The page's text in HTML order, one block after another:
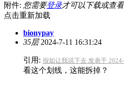
附件: 您需要登录才可以下载或查
点击重新加载
bionypay
35层2024-7-11 16:31:24
引用: 假如让我说下去 发表于
看这个划线，这能拆掉？